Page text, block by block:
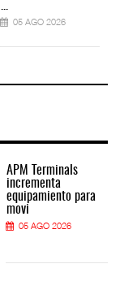
05 AGO 2026
APM Terminals
incrementa
equipamiento para
movi
05 AGO 2026